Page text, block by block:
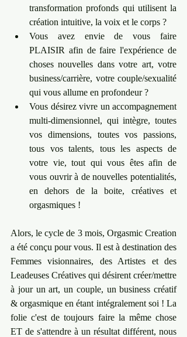
transformation profonds qui utilisent la
Vous avez envie de vous faire
PLAISIR afin de faire l'expérience de
choses nouvelles dans votre art, votre
business/carrière, votre couple/sexualité
qui vous allume en profondeur ?
Vous désirez vivre un accompagnement
multi-dimensionnel, qui intègre, toutes
vos dimensions, toutes vos passions,
tous vos talents, tous les aspects de
votre vie, tout qui vous êtes afin de
vous ouvrir à de nouvelles potentialités,
en dehors de la boite, créatives et
orgasmiques !
Alors, le cycle de 3 mois, Orgasmic Creation
a été conçu pour vous. Il est à destination des
Femmes visionnaires, des Artistes et des
Leadeuses Créatives qui désirent créer/mettre
à jour un art, un couple, un business créatif
& orgasmique en étant intégralement soi ! La
folie c'est de toujours faire la même chose
ET de s'attendre à un résultat différent, nous